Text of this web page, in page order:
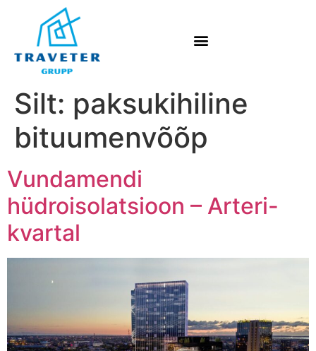
Silt: paksukihiline
bituumenvõõp
Vundamendi
hüdroisolatsioon – Arteri-
kvartal